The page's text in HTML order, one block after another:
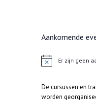
Aankomende
c
Er zijn geen
De cursussen en
worden